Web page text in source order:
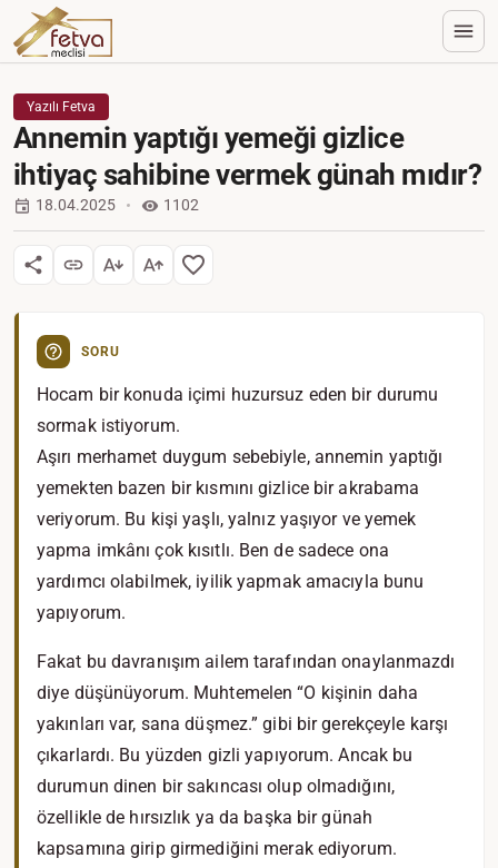
Yazılı Fetva
Annemin yaptığı yemeği gizlice
ihtiyaç sahibine vermek günah mıdır?
18.04.2025 1102
SORU
Hocam bir konuda içimi huzursuz eden bir durumu
sormak istiyorum.
Aşırı merhamet duygum sebebiyle, annemin yaptığı
yemekten bazen bir kısmını gizlice bir akrabama
veriyorum. Bu kişi yaşlı, yalnız yaşıyor ve yemek
yapma imkânı çok kısıtlı. Ben de sadece ona
yardımcı olabilmek, iyilik yapmak amacıyla bunu
yapıyorum.
Fakat bu davranışım ailem tarafından onaylanmazdı
diye düşünüyorum. Muhtemelen “O kişinin daha
yakınları var, sana düşmez.” gibi bir gerekçeyle karşı
çıkarlardı. Bu yüzden gizli yapıyorum. Ancak bu
durumun dinen bir sakıncası olup olmadığını,
özellikle de hırsızlık ya da başka bir günah
kapsamına girip girmediğini merak ediyorum.